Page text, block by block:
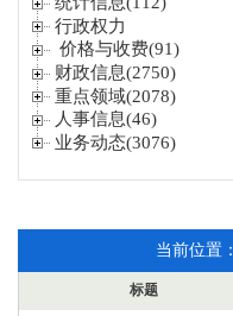
当前位置：
标题